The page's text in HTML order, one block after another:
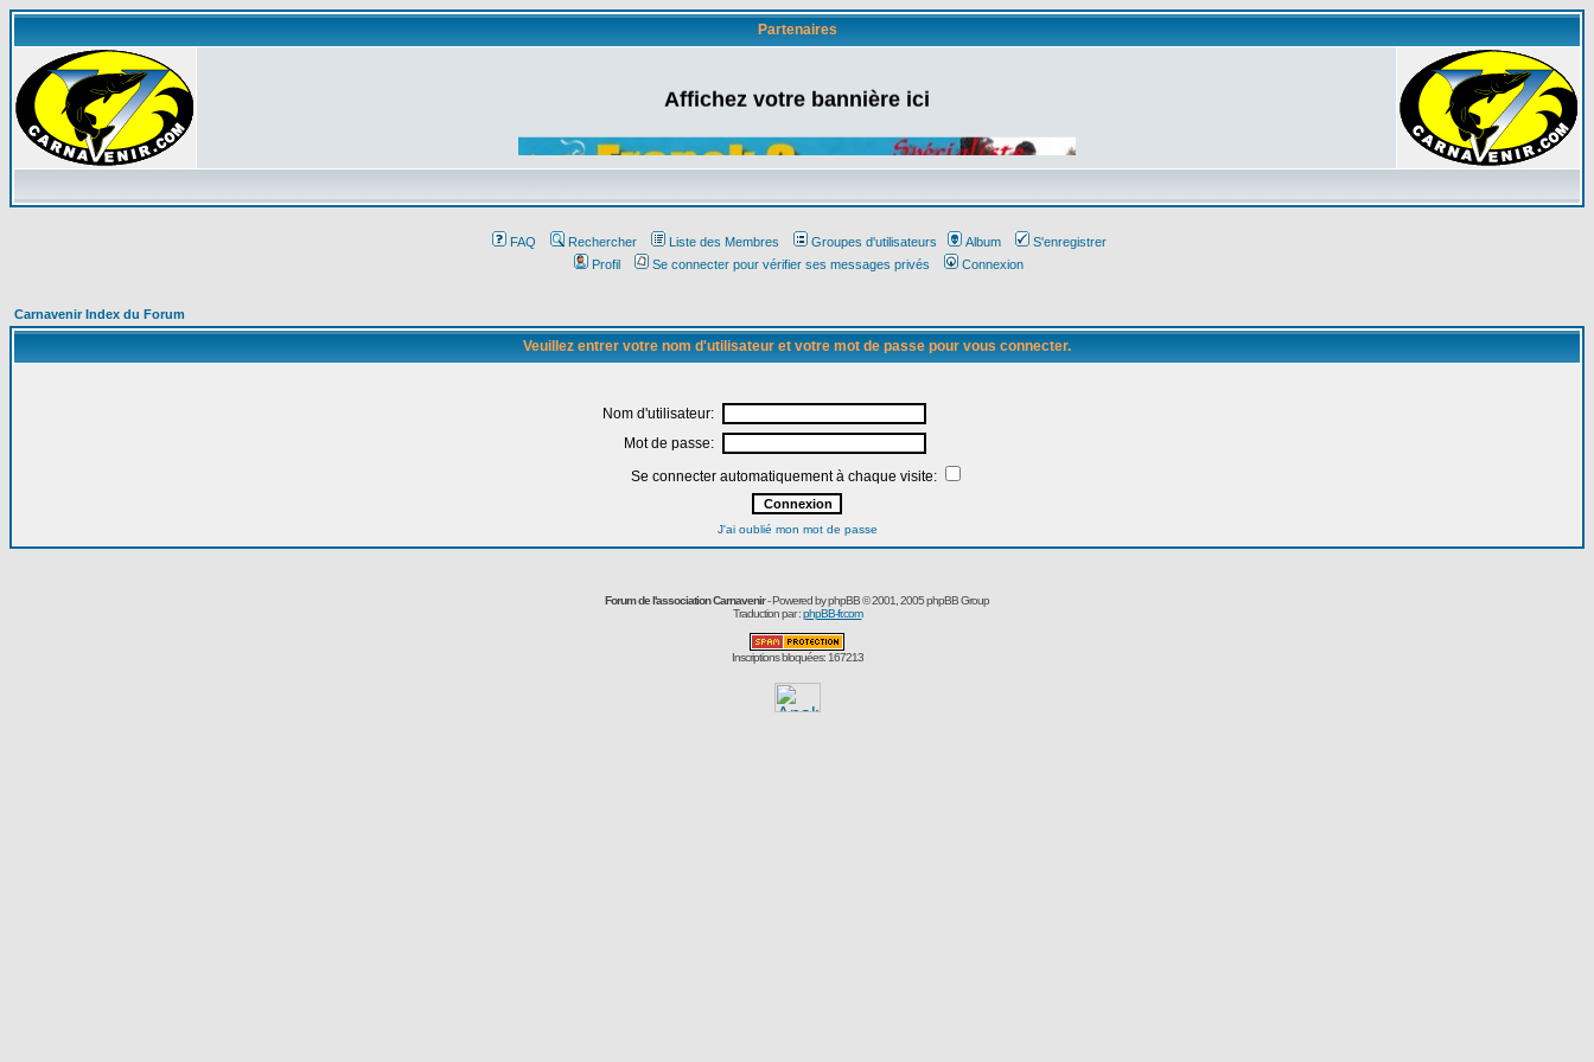
Partenaires
Affichez votre bannière ici
FAQ Rechercher Liste des Membres Groupes d'utilisateurs Album
S'enregistrer
Profil
Se connecter pour vérifier ses messages privés Connexion
Carnavenir Index du Forum
Veuillez entrer votre nom d'utilisateur et votre mot de passe pour vous connecter.
Nom d'utilisateur:
Mot de passe:
Se connecter automatiquement à chaque visite:
J'ai oublié mon mot de passe
Forum de l'association Carnavenir- Powered byphpBB© 2001, 2005 phpBB Group
Traduction par :phpBB-fr.com
Inscriptions bloquées: 167213